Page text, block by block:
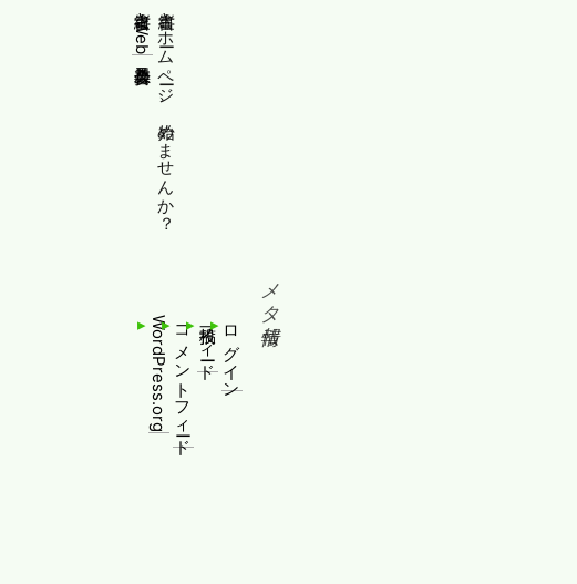
縦書きホームページ、始めませんか？
縦書きWeb普及委員会
メタ情報
ログイン
投稿フィード
コメントフィード
WordPress.org